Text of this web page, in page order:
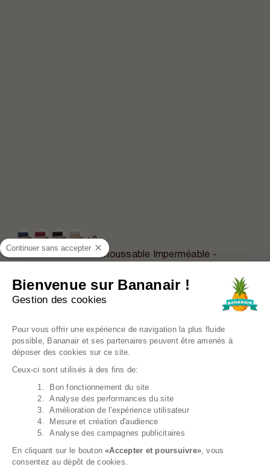
+2
Coussin Palette Déhoussable Imperméable -
EN PROMO
Continuer sans accepter
Bienvenue sur Bananair !
Gestion des cookies
Plateforme de Gestion du
Pour vous offrir une expérience de navigation la plus fluide
possible, Bananair et ses partenaires peuvent être amenés à
déposer des cookies sur ce site.
Ceux-ci sont utilisés à des fins de:
1. Bon fonctionnement du site
2. Analyse des performances du site
3. Amélioration de l'expérience utilisateur
4. Mesure et création d'audience
5. Analyse des campagnes publicitaires
En cliquant sur le bouton«Accepter et poursuivre» , vous
consentez au dépôt de cookies.
Axeptio consent